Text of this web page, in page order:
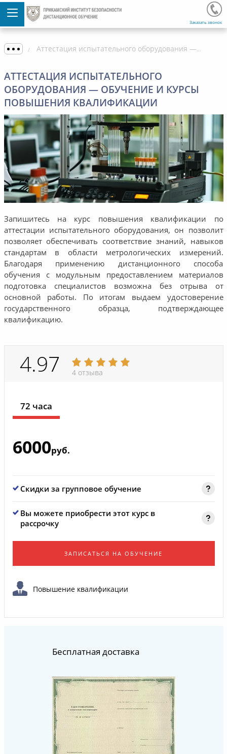
Заказать звонок
Аттестация испытательного оборудования — обучение и курсы повышения квалификации
АТТЕСТАЦИЯ ИСПЫТАТЕЛЬНОГО
ОБОРУДОВАНИЯ — ОБУЧЕНИЕ И КУРСЫ
ПОВЫШЕНИЯ КВАЛИФИКАЦИИ
Запишитесь на курс повышения квалификации по
аттестации испытательного оборудования, он позволит
позволяет обеспечивать соответствие знаний, навыков
стандартам в области метрологических измерений.
Благодаря применению дистанционного способа
обучения с модульным предоставлением материалов
подготовка специалистов возможна без отрыва от
основной работы. По итогам выдаем удостоверение
государственного образца, подтверждающее
квалификацию.
4.97 4 отзыва
72 часа
6000руб.
Скидки за групповое обучение
Вы можете приобрести этот курс в
рассрочку
ЗАПИСАТЬСЯ НА ОБУЧЕНИЕ
Повышение квалификации
Бесплатная доставка